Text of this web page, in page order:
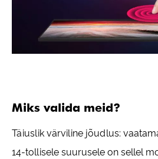
Miks valida meid?
Täiuslik värviline jõudlus:
14-tollisele suurusele on sellel